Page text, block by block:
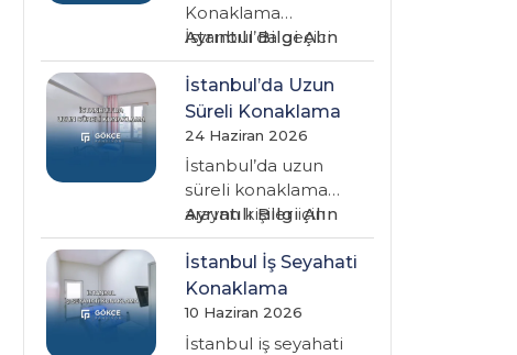
Konaklama
İstanbul’da geçici
konaklama arayan
kişiler için en önemli
ihtiyaç; merkezi,
güvenli, temiz…
Ayrıntılı Bilgi Alın:
İstanbul’da
Konaklama
İstanbul’da Uzun
Süreli Konaklama
24 Haziran 2026
İstanbul’da uzun
süreli konaklama
arayan kişiler için
doğru adresi bulmak,
yalnızca uygun fiyatlı
bir oda…
Ayrıntılı Bilgi Alın:
İstanbul’da
Uzun
İstanbul İş Seyahati
Konaklama
10 Haziran 2026
İstanbul iş seyahati